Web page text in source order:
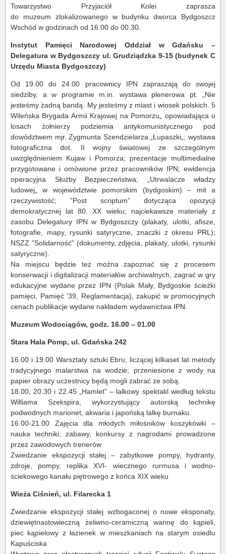
Towarzystwo Przyjaciół Kolei zaprasza
do muzeum zlokalizowanego w budynku dworca Bydgoszcz
Wschód w godzinach od 16.00 do 00.30.
Instytut Pamięci Narodowej Oddział w Gdańsku –
Delegatura w Bydgoszczy ul. Grudziądzka 9-15 (budynek C
Urzędu Miasta Bydgoszczy)
Od 19.00 do 24.00 pracownicy IPN zapraszają do swojej
siedziby, a w programie m.in. wystawa plenerowa pt. „Nie
jesteśmy żadną bandą. My jesteśmy z miast i wiosek polskich. 5
Wileńska Brygada Armii Krajowej na Pomorzu„ opowiadająca o
losach żołnierzy podziemia antykomunistycznego pod
dowództwem mjr. Zygmunta Szendzielarza „Łupaszki„; wystawa
fotograficzna dot. II wojny światowej ze szczególnym
uwzględnieniem Kujaw i Pomorza; prezentacje multimedialne
przygotowane i omówione przez pracowników IPN; ewidencja
operacyjna Służby Bezpieczeństwa; „Utrwalacze władzy
ludowej„ w województwie pomorskim (bydgoskim) – mit a
rzeczywistość; ”Post scriptum” dotycząca opozycji
demokratycznej lat 80. XX wieku; najciekawsze materiały z
zasobu Delegatury IPN w Bydgoszczy (plakaty, ulotki, afisze,
fotografie, mapy, rysunki satyryczne, znaczki z okresu PRL);
NSZZ ”Solidarność” (dokumenty, zdjęcia, plakaty, ulotki, rysunki
satyryczne).
Na miejscu będzie też można zapoznać się z procesem
konserwacji i digitalizacji materiałów archiwalnych, zagrać w gry
edukacyjne wydane przez IPN (Polak Mały, Bydgoskie ścieżki
pamięci, Pamięć ’39, Reglamentacja), zakupić w promocyjnych
cenach publikacje wydane nakładem wydawnictwa IPN.
Muzeum Wodociągów, godz. 16.00 – 01.00
Stara Hala Pomp, ul. Gdańska 242
16.00 i 19.00 Warsztaty sztuki Ebru, liczącej kilkaset lat metody
tradycyjnego malarstwa na wodzie; przeniesione z wody na
papier obrazy uczestnicy będą mogli zabrać ze sobą.
18.00, 20.30 i 22.45 „Hamlet” – lalkowy spektakl według tekstu
Williama Szekspira, wykorzystujący autorską technikę
podwodnych marionet, akwaria i japońską lalkę burnaku.
16.00-21.00 Zajęcia dla młodych miłośników koszykówki –
nauka techniki, zabawy, konkursy z nagrodami prowadzone
przez zawodowych trenerów
Zwiedzanie ekspozycji stałej – zabytkowe pompy, hydranty,
zdroje, pompy, replika XVI- wiecznego rurmusa i wodno-
ściekowego kanału piętrowego z końca XIX wieku
Wieża Ciśnień, ul. Filarecka 1
Zwiedzanie ekspozycji stałej wzbogaconej o nowe eksponaty,
dziewiętnastowieczną żeliwno-ceramiczną wannę do kąpieli,
piec kąpielowy z łazienek w mieszkaniach na starym osiedlu
Kapuściska